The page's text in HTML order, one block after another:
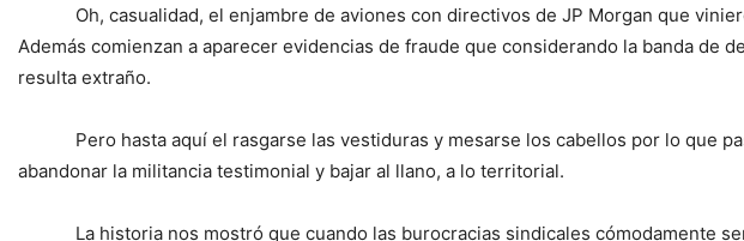
Oh, casualidad, el enjambre de aviones con directivos de JP Morgan que
Además comienzan a aparecer evidencias de fraude que considerando la banda
resulta extraño.
Pero hasta aquí el rasgarse las vestiduras y mesarse los cabellos por lo que
abandonar la militancia testimonial y bajar al llano, a lo territorial.
La historia nos mostró que cuando las burocracias sindicales cómodamente